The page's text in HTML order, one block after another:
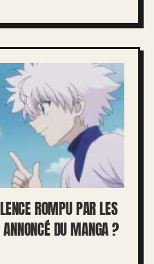
ROMPU PAR LES
DU MANGA ?